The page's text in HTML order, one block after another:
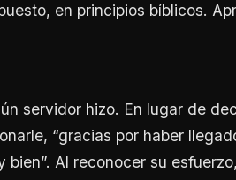
en principios bíblicos.
servidor hizo. En lugar de
“gracias por haber
bien”. Al reconocer su